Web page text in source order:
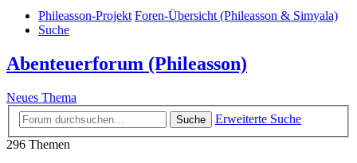
Phileasson-Projekt Foren-Übersicht (Phileasson & Simyala)
Suche
Abenteuerforum (Phileasson)
Neues Thema
Suche
Erweiterte Suche
296 Themen